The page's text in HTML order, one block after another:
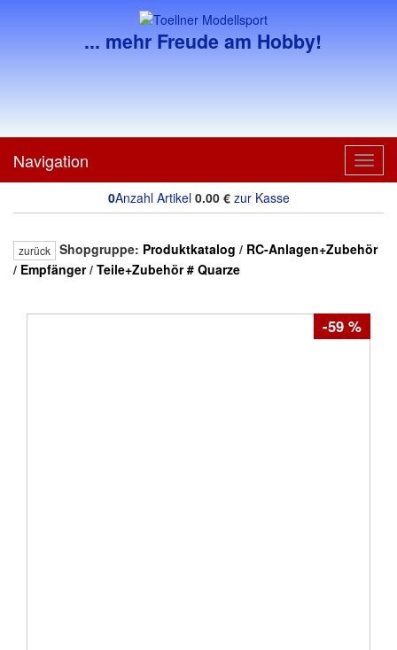
... mehr Freude am Hobby!
Navigation
0Anzahl Artikel 0.00€ zur Kasse
zurück Shopgruppe: Produktkatalog / RC-Anlagen+Zubehör
/ Empfänger/ Teile+Zubehör # Quarze
-59 %